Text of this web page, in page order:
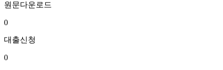
원문다운로드
0
대출신청
0